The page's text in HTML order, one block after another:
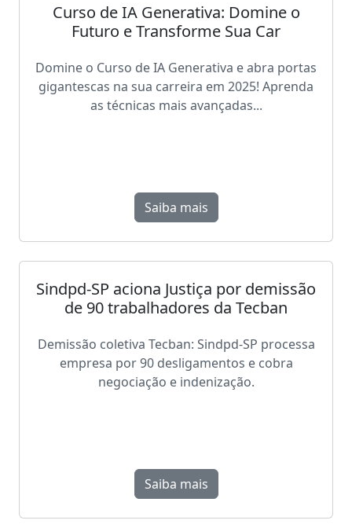
Curso de IA Generativa: Domine o
Futuro e Transforme Sua Car
Domine o Curso de IA Generativa e abra portas
gigantescas na sua carreira em 2025! Aprenda
as técnicas mais avançadas...
Saiba mais
Sindpd-SP aciona Justiça por demissão
de 90 trabalhadores da Tecban
Demissão coletiva Tecban: Sindpd-SP processa
empresa por 90 desligamentos e cobra
negociação e indenização.
Saiba mais